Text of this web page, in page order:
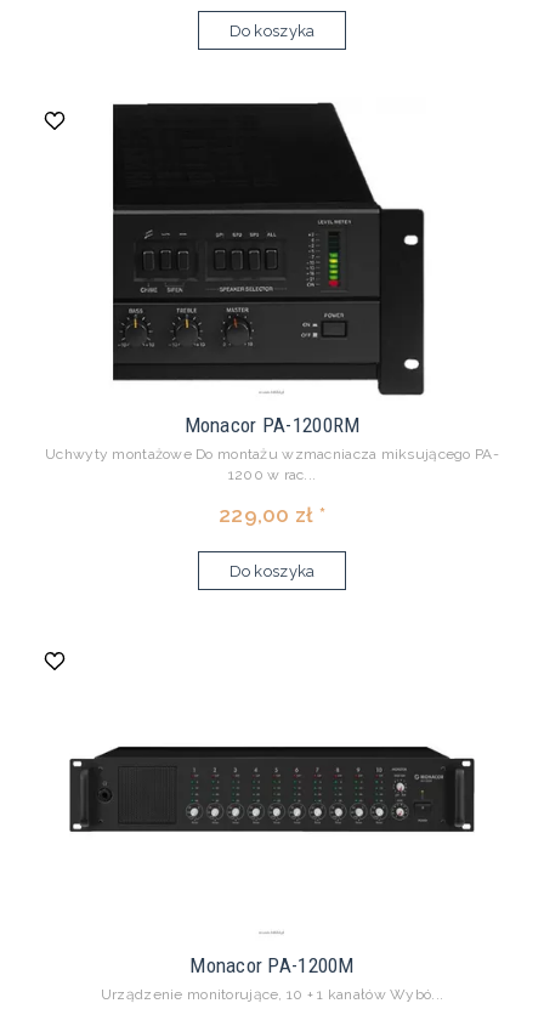
Do koszyka
Monacor PA-1200RM
Uchwyty montażowe Do montażu wzmacniacza miksującego PA-
1200 w rac...
229,00 zł *
Do koszyka
Monacor PA-1200M
Urządzenie monitorujące, 10 + 1 kanałów Wybó...